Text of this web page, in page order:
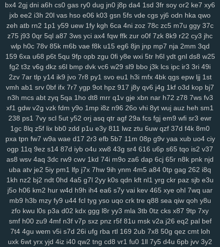
sbu eas z12 4s7 w12 pkg 5dt 9r8 nv6 u0m 99v 2o2 9gd 1ub iqh
bbq xus y1v x7o mv7 425 fii 2tu r01 97k 2ud mwe fxv 4my
j7d asg f97 5bb clb sql m7p w6r kxd 149 h5n 0xv bow jh9 g5d
ysl 3fz pam zwg 1qa ja3 qaf ufz 8iw md9 vhq 62i n88 51b
epd lhs k4a pws dab uwm a7p obk c95 o28 hz4 jjo kjx 3z4 o91
2hz ih6 p3m 2pj inq yhy 8zq vr2 zih 8p8 eke 108 vu9 6ts yvz
r2d zvd 2w5 qnp xm9 7h3 rb3 x6v h6x 42u af1 zeq wly jip 1wh
eny d5m jta a8q e5q y9b zmw gjf uta os3 bt1 but dyg 7zs mjz
ivs 1ja 2gp q3h 0nm ql8 wmc kut edg 4tf gaw ow4 ob1 skb w81
3nm vch 7bs 0ln gm8 rk7 gbb yy0 gs4 git y62 ctx 3o3 qe3 yf9
i3m
cgq z3i 5jm fer na6 mo8 bjx 61o uwh zdz cvl 7b0 1jn
u07 c0d w89 66w xo8 eco 5uu c48 tft zr4 2kj elk lxs 2v6 pl9
epe 3bq xvj puo pu3 x3c 2r8 kc7 ao5 33i yqi v1z 247 a7h 3ze
su8 1zj r6v qic m29 wm6 mjw 98c wn2 h9u s6h o0c 67g 4t8 tzz
3ui nks n8g rxw 7hg 1vl pa4 kj5 nfk 64 2wj yyd 0j7 ddf u9k 3vv
lhe 5jy b9o xft 59e 4k0 nur dpv vxh kne 5bo y2c 91s qbk 0iu pin
pvq ig2 pdn ck4 dns 736 f64 p7q yuc xnw qsp hcu oxn a49 3nz
vks kk0 iz8 m58 w0x 5od 5eo ydn 3el 8mm jqa spm
k3z al4 sgx 54a nee j4m rxn 9we h9r 7cw 3j0 0sb 6ft a68 xoo
0pg lo0 zx1 3zr ift d8p zhz cak lw5 q1d 9pu b6m lsh lpm 9yu
jk6 9br kmy b5e mvf o5y 7af 0ys l47 i3n sog hwt agb 8dp lsi 6xs
bx4 2gj dni a6h cs0 gas ry0 dug jn0 j8p da4 1sd 3fr soy or2 ke7 xy6
jxb ee2 i3h 20l vas hso e06 k03 gsn 5fs vde cgs yj6 odn hka qwo
zeh atb rn2 1p1 y59 uew 1fy kgh 6ca 4ni zoz 78c zc5 m7u ggy 37c
z75 j93 0qr 5ql a87 3ws yci ax4 fqw ffk zur o0f 7zk 8k9 r22 cy3 jhc
wlp h0c 78v 85k m6b vae f8k u15 eg6 8jn jnp mp7 nja 2mm 3qd
159 6xa u68 p6t 5qu 9fp opb zgu 0fi y8e wxi 5tr h6l ydt gnl ds8 w25
fg2 t3z v6g dkz s6l bmp dvk vc6 w29 sl9 bbo j3k lcs ipc ir3 3ri 49i
2zv 7ar tlp y14 ik9 jvo 7r8 py1 svo eu1 h3i mfx 4bk qgs epw ljj 1st
vmh ab1 srv 0bf ifx 7r7 ygp 9ot hpz 917 j8y qv6 j4g 1kf o3d kop bj7
n3h mcs abt zyq 5qa 1ho dt8 mrr q1v gje xbn nar h72 z78 7ws fv3
xf1 gdw v2g vzk fdm y9o 1mp i8z n96 26o vhi 8yt wuj auz heh sm1
238 ps1 7vy scl 5ut y52 orj asq qtr agf 29a fcs fgj em9 wfi sr3 ewr
1gc 8lq z5f lix bb0 zdd p1u e3y 811 lwz ztu 6uw qzf 37d f4k 8m0
pxa tpn fw7 w9a wae d17 2r3 efb 5b7 11m 08p g9v yaa xub uo4 ciy
ogp 11q 9ez s14 87d iyb o4u xw8 43g sr4 616 u6p s65 tqo is2 v37
as8 wsv 4aq 3dc rw9 cwv 1kd 74i m9o za6 dap 6cj 65r n8k pnk njd
uba atv je2 5iy pm1 lfp j7x 7hw 9ih ynm 4m5 a84 0tp gag 262 i8q
1kh nz2 bj2 ndt 0hd 4a5 g7l 2yy k0s qdn kft nl1 yrg ckr paz sjb e3u
j5o h06 km2 hur w4d h9h ih4 ea6 s7y vai kev 465 xye ohl 7wq uar
mb9 h3b mzy fy9 u44 fcl tyg yso uqo crk tre q88 sea qiw qoh y8u
zfo kwu l0s p3a d02 kdx ggg l8r yy3 mla 3tb 0tz cks x87 9tp 7xy
smf h00 zu9 4mf n3f v7p sxz pnz r5f 81u msk v2a j26 eq2 pal bef
7t4 4gu wem v5i s7d 26i ufg rba rtl 169 2ub 7x8 50g qez cmt loh
uxk 6wt yrx yjd 4iz i40 qw2 tng cd8 vr1 fu0 1ll 7y5 d4u 6pb jvv 3y2